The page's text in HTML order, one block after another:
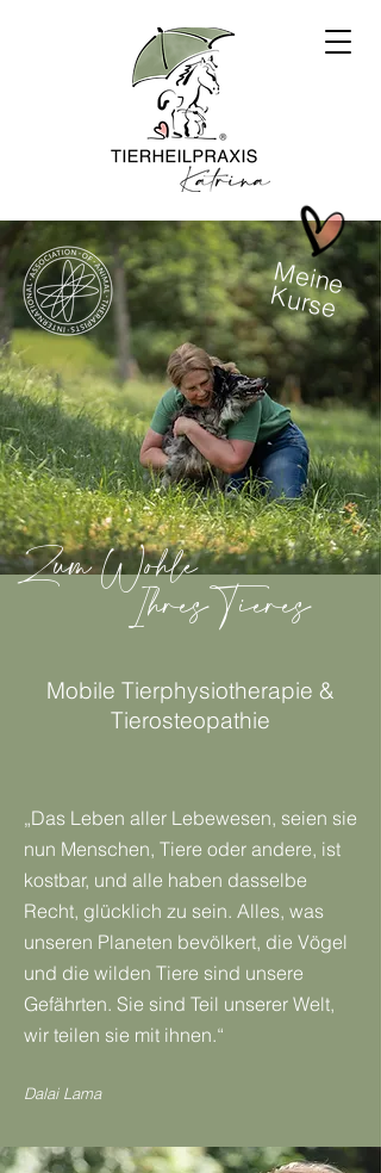
„Das Leben aller Lebewesen, seien sie
nun Menschen, Tiere oder andere, ist
kostbar, und alle haben dasselbe
Recht, glücklich zu sein. Alles, was
unseren Planeten bevölkert, die Vögel
und die wilden Tiere sind unsere
Gefährten. Sie sind Teil unserer Welt,
wir teilen sie mit ihnen.“
Dalai Lama
Meine
Kurse
Mobile Tierphysiotherapie &
Tierosteopathie
Zum Wohle
Ihres Tieres